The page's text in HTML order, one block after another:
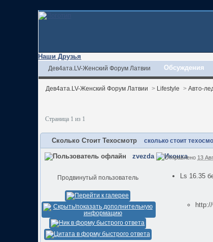
Наши Друзья
Дев4ата.LV-Женский Форум Латвии Обсуждения
Дев4ата.LV-Женский Форум Латвии > Lifestyle > Авто-
Страница 1 из 1
Сколько Стоит Техосмотр сколько стоит
zvezda
Продвинутый пользователь
Отправлено 13
Ls 16.35